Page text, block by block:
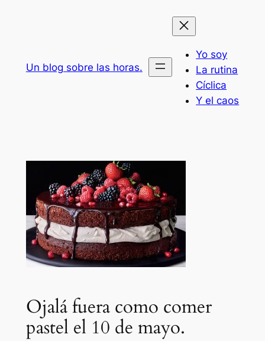
Un blog sobre las horas.
Yo soy
La rutina
Cíclica
Y el caos
Ojalá fuera como comer
pastel el 10 de mayo.